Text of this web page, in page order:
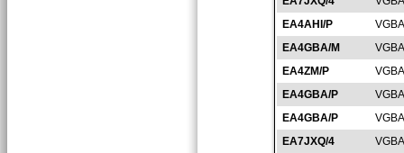
EA4AHI/P
EA4GBA/M
EA4ZM/P
EA4GBA/P
EA4GBA/P
EA7JXQ/4